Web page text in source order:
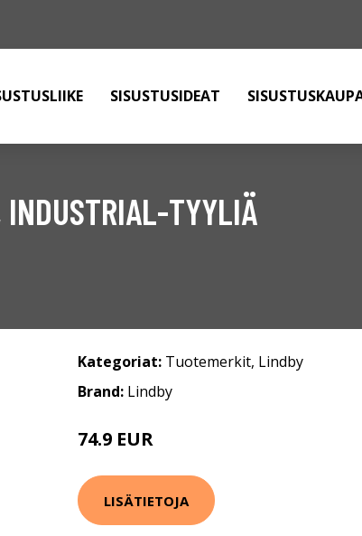
SISUSTUSIDEAT
TYYLIÄ
Kategoriat: Tuotemerkit, Lindby
Brand: Lindby
74.9 EUR
LISÄTIETOJA